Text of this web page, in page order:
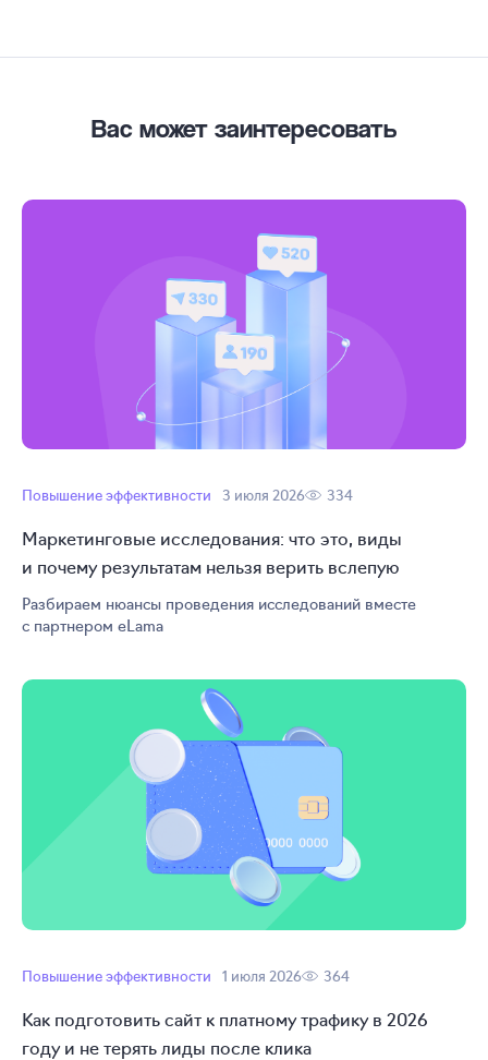
Вас может заинтересовать
Повышение эффективности 3 июля 2026 334
Маркетинговые исследования: что это, виды
и почему результатам нельзя верить вслепую
Разбираем нюансы проведения исследований вместе
с партнером eLama
Повышение эффективности 1 июля 2026 364
Как подготовить сайт к платному трафику в 2026
году и не терять лиды после клика